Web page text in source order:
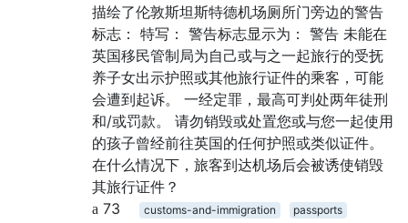
描绘了伦敦斯坦斯特德机场厕所门旁边的警告
标志： 特写： 警告标志显示为： 警告 未能在
英国移民管制局为自己或与之一起旅行的受抚
养子女出示护照或其他旅行证件的乘客，可能
会遭到起诉。 一经定罪，最高可判处两年徒刑
和/或罚款。 请勿销毁或处置您或与您一起使用
的孩子曾经前往英国的任何护照或类似证件。
在什么情况下，旅客到达机场后会被诱使销毁
其旅行证件？
73
customs-and-immigration passports